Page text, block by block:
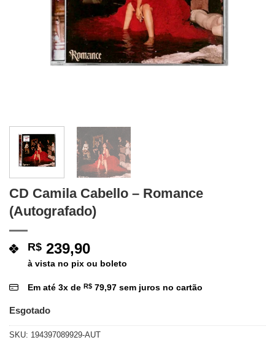
CD Camila Cabello – Romance
(Autografado)
R$ 239,90
à vista no pix ou boleto
Em até 3x de R$ 79,97 sem juros no cartão
Esgotado
SKU: 194397089929-AUT